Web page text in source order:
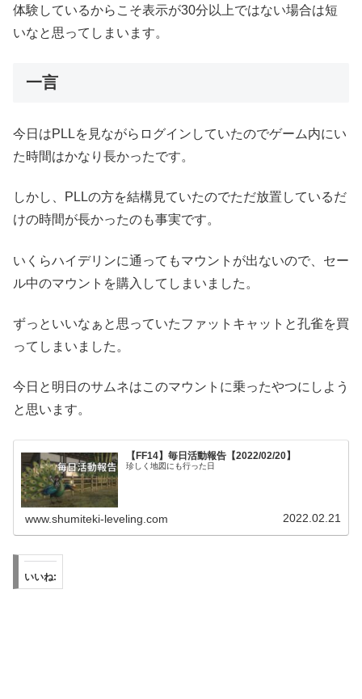
体験しているからこそ表示が30分以上ではない場合は短
いなと思ってしまいます。
一言
今日はPLLを見ながらログインしていたのでゲーム内にい
た時間はかなり長かったです。
しかし、PLLの方を結構見ていたのでただ放置しているだ
けの時間が長かったのも事実です。
いくらハイデリンに通ってもマウントが出ないので、セー
ル中のマウントを購入してしまいました。
ずっといいなぁと思っていたファットキャットと孔雀を買
ってしまいました。
今日と明日のサムネはこのマウントに乗ったやつにしよう
と思います。
【FF14】毎日活動報告【2022/02/20】
珍しく地図にも行った日
www.shumiteki-leveling.com 2022.02.21
いいね: